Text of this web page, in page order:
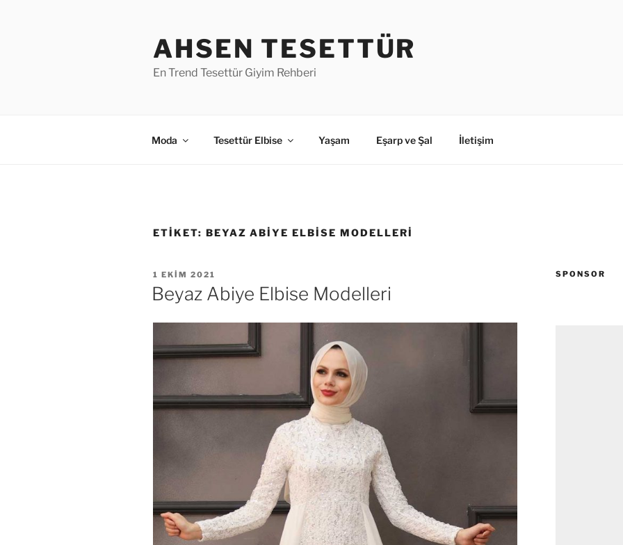
AHSEN TESETTÜR
En Trend Tesettür Giyim Rehberi
Moda Tesettür Elbise Yaşam Eşarp ve Şal İletişim
ETIKET: BEYAZ ABIYE ELBISE MODELLERI
YAYIM
TARIHI
1 EKIM 2021
Beyaz Abiye Elbise Modelleri
SPONSOR